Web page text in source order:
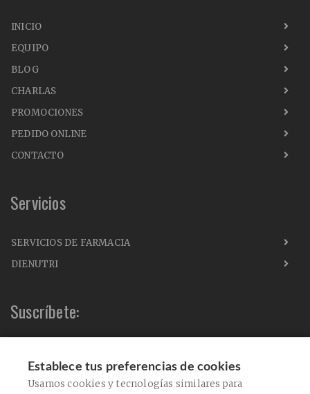
INICIO
EQUIPO
BLOG
CHARLAS
PROMOCIONES
PEDIDO ONLINE
CONTACTO
Servicios
SERVICIOS DE FARMACIA
DIENUTRI
Suscríbete:
Acepto el envío de comunicaciones comerciales
Establece tus preferencias de cookies
Usamos cookies y tecnologías similares para